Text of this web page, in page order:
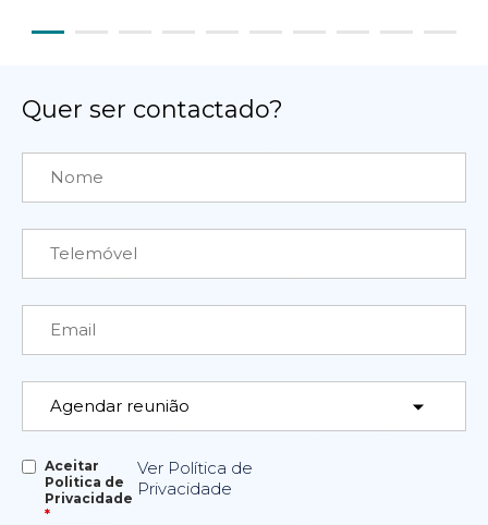
Quer ser contactado?
Aceitar
Politica de
Privacidade
*
Ver Política de
Privacidade